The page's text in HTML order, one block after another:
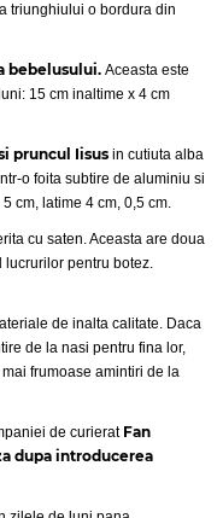
triunghiului o bordura din
bebelusului. Aceasta este
15 cm inaltime x 4 cm
pruncul Iisus in cutiuta alba
o foita subtire de aluminiu si
cm, latime 4 cm, 0,5 cm.
cu saten. Aceasta are doua
lucrurilor pentru botez.
de inalta calitate. Daca
de la nasi pentru fina lor,
frumoase amintiri de la
de curieratFan
dupa introducerea